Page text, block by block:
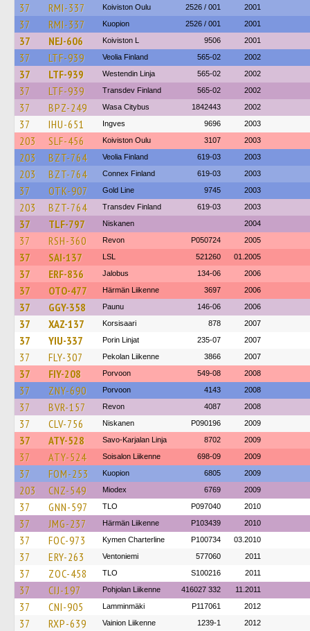
37 RMI-337 Koiviston Oulu 2526 / 001 2001
37 RMI-337 Kuopion 2526 / 001 2001
37 NEJ-606 Koiviston L 9506 2001
37 LTF-939 Veolia Finland 565-02 2002
37 LTF-939 Westendin Linja 565-02 2002
37 LTF-939 Transdev Finland 565-02 2002
37 BPZ-249 Wasa Citybus 1842443 2002
37 IHU-651 Ingves 9696 2003
203 SLF-456 Koiviston Oulu 3107 2003
203 BZT-764 Veolia Finland 619-03 2003
203 BZT-764 Connex Finland 619-03 2003
37 OTK-907 Gold Line 9745 2003
203 BZT-764 Transdev Finland 619-03 2003
37 TLF-797 Niskanen 2004
37 RSH-360 Revon P050724 2005
37 SAI-137 LSL 521260 01.2005
37 ERF-836 Jalobus 134-06 2006
37 OTO-477 Härmän Liikenne 3697 2006
37 GGY-358 Paunu 146-06 2006
37 XAZ-137 Korsisaari 878 2007
37 YIU-337 Porin Linjat 235-07 2007
37 FLY-307 Pekolan Liikenne 3866 2007
37 FIY-208 Porvoon 549-08 2008
37 ZNY-690 Porvoon 4143 2008
37 BVR-157 Revon 4087 2008
37 CLV-756 Niskanen P090196 2009
37 ATY-528 Savo-Karjalan Linja 8702 2009
37 ATY-524 Soisalon Liikenne 698-09 2009
37 FOM-253 Kuopion 6805 2009
203 CNZ-549 Miodex 6769 2009
37 GNN-597 TLO P097040 2010
37 JMG-237 Härmän Liikenne P103439 2010
37 FOC-973 Kymen Charterline P100734 03.2010
37 ERY-263 Ventoniemi 577060 2011
37 ZOC-458 TLO S100216 2011
37 CIJ-197 Pohjolan Liikenne 416027 332 11.2011
37 CNI-905 Lamminmäki P117061 2012
37 RXP-639 Vainion Liikenne 1239-1 2012